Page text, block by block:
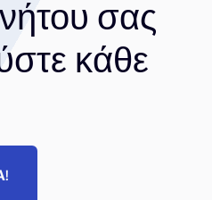
σας
κάθε